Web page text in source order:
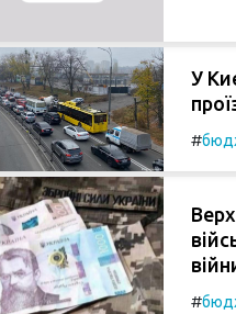
У
#
#